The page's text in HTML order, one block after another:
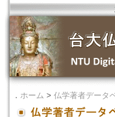
． ホーム > 仏学著者データ